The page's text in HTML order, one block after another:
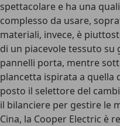
spettacolare e ha una
complesso da usare,
materiali, invece, è
di un piacevole tessuto su
pannelli porta, mentre
plancetta ispirata a quella
posto il selettore del
il bilanciere per gestire le
Cina, la Cooper Electric è